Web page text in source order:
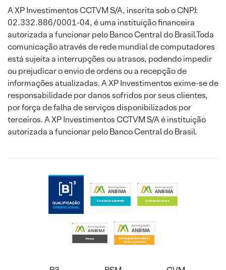
A XP Investimentos CCTVM S/A, inscrita sob o CNPJ:
02.332.886/0001-04, é uma instituição financeira
autorizada a funcionar pelo Banco Central do Brasil.Toda
comunicação através de rede mundial de computadores
está sujeita a interrupções ou atrasos, podendo impedir
ou prejudicar o envio de ordens ou a recepção de
informações atualizadas. A XP Investimentos exime-se de
responsabilidade por danos sofridos por seus clientes,
por força de falha de serviços disponibilizados por
terceiros. A XP Investimentos CCTVM S/A é instituição
autorizada a funcionar pelo Banco Central do Brasil.